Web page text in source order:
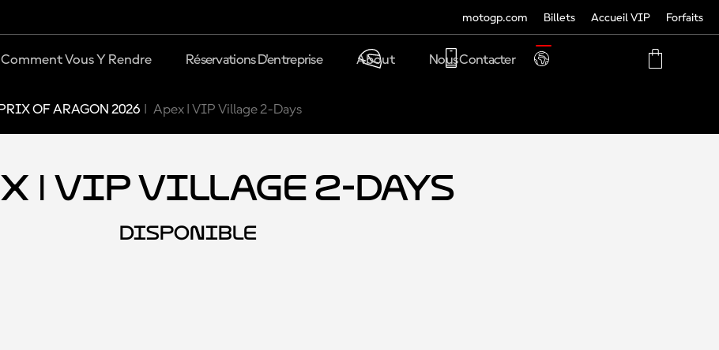
motogp.com Billets Accueil VIP Forfaits
TRANSLATE
PHONE
MY
Comment Vous Y Rendre Réservations D'entreprise About Nous Contacter
OF ARAGON 2026 Apex | VIP Village 2-Days
| VIP Village 2-Days
DISPONIBLE